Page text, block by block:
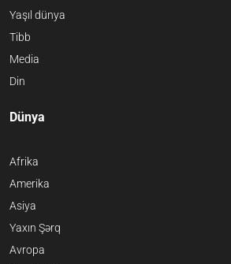
Yaşıl dünya
Tibb
Media
Din
Dünya
Afrika
Amerika
Asiya
Yaxın Şərq
Avropa